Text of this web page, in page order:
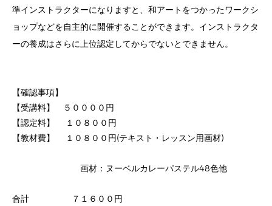
準インストラクターになりますと、和アートをつかったワークシ
ョップなどを自主的に開催することができます。インストラクタ
ーの養成はさらに上位認定してからでないとできません。
【確認事項】
【受講料】 ５００００円
【認定料】 １０８００円
【教材費】 １０８００円(テキスト・レッスン用画材)
画材：ヌーベルカレーパステル48色他
合計 ７１６００円